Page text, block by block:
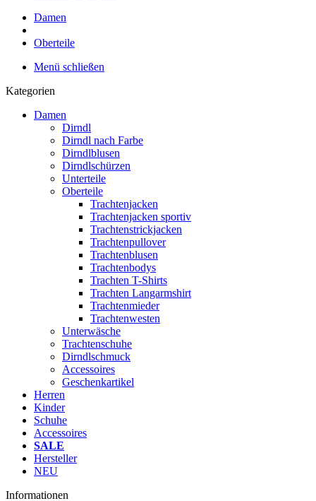
Damen
Oberteile
Menü schließen
Kategorien
Damen
Dirndl
Dirndl nach Farbe
Dirndlblusen
Dirndlschürzen
Unterteile
Oberteile
Trachtenjacken
Trachtenjacken sportiv
Trachtenstrickjacken
Trachtenpullover
Trachtenblusen
Trachtenbodys
Trachten T-Shirts
Trachten Langarmshirt
Trachtenmieder
Trachtenwesten
Unterwäsche
Trachtenschuhe
Dirndlschmuck
Accessoires
Geschenkartikel
Herren
Kinder
Schuhe
Accessoires
SALE
Hersteller
NEU
Informationen